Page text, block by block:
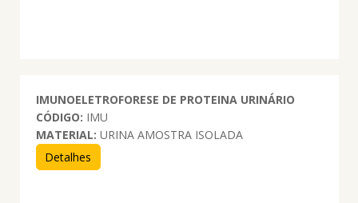
IMUNOELETROFORESE DE PROTEINA URINÁRIO
CÓDIGO: IMU
MATERIAL: URINA AMOSTRA ISOLADA
Detalhes